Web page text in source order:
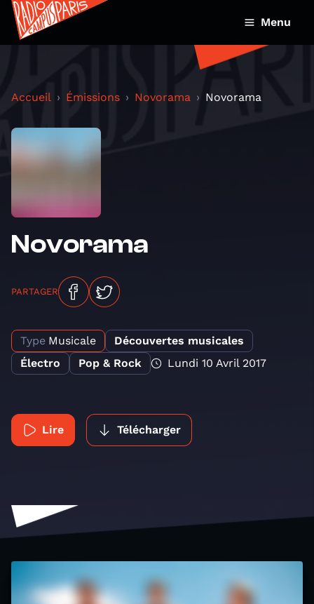
Menu
Accueil Émissions Novorama Novorama
Novorama
PARTAGER
Type Musicale
Découvertes musicales
Électro
Pop & Rock Lundi 10 Avril 2017
Lire Télécharger